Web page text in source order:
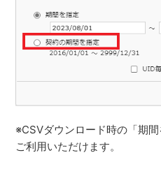
※CSVダウンロード時の「期
ご利用いただけます。